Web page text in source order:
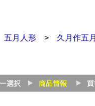
五月人形> 久月作五